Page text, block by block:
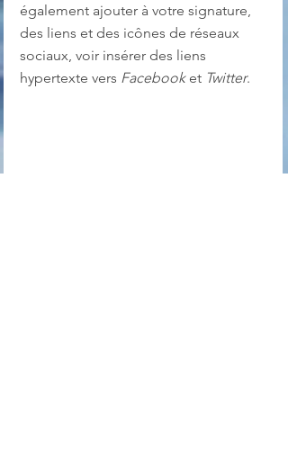
également ajouter à votre signature,
des liens et des icônes de réseaux
sociaux, voir insérer des liens
hypertexte vers Facebook et Twitter.